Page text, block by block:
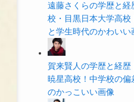
遠藤さくらの学歴と
校・目黒日本大学高
と学生時代のかわいい
賀来賢人の学歴と経歴
暁星高校！中学校の
のかっこいい画像